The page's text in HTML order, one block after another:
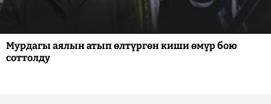
Мурдагы аялын атып өлтүргөн киши өмүр бою
соттолду